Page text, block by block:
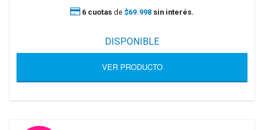
6 cuotas de $69.998 sin interés.
DISPONIBLE
VER PRODUCTO